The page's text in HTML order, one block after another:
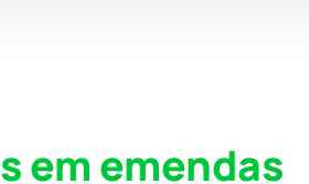
em emendas